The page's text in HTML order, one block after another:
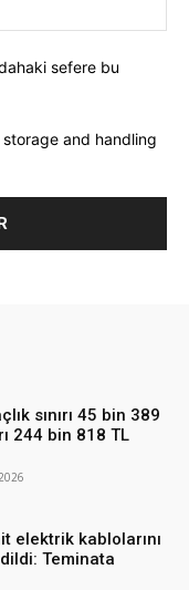
sefere bu
and handling
sınırı 45 bin 389
244 bin 818 TL
elektrik kablolarını
Teminata